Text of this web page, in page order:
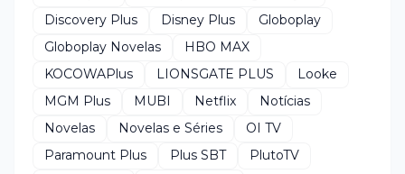
Discovery Plus
Disney Plus
Globoplay
Globoplay Novelas
HBO MAX
KOCOWAPlus
LIONSGATE PLUS
Looke
MGM Plus
MUBI Netflix
Notícias
Novelas
Novelas e Séries
OI TV
Paramount Plus
Plus SBT
PlutoTV